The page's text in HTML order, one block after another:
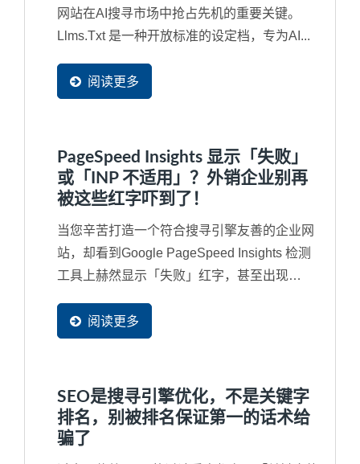
网站在AI搜寻市场中抢占先机的重要关键。
Llms.txt 是一种开放标准的设定档，专为AI...
阅读更多
PageSpeed Insights 显示「失败」
或「INP 不适用」？外销企业别再
被这些红字吓到了！
当您辛苦打造一个符合搜寻引擎友善的企业网
站，却看到Google PageSpeed Insights 检测
工具上赫然显示「失败」红字，甚至出现
阅读更多
SEO是搜寻引擎优化，不是关键字
排名，别被排名保证第一的话术给
骗了